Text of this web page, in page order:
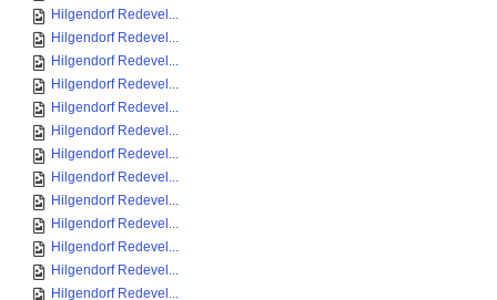
Hilgendorf Redevel...
Hilgendorf Redevel...
Hilgendorf Redevel...
Hilgendorf Redevel...
Hilgendorf Redevel...
Hilgendorf Redevel...
Hilgendorf Redevel...
Hilgendorf Redevel...
Hilgendorf Redevel...
Hilgendorf Redevel...
Hilgendorf Redevel...
Hilgendorf Redevel...
Hilgendorf Redevel...